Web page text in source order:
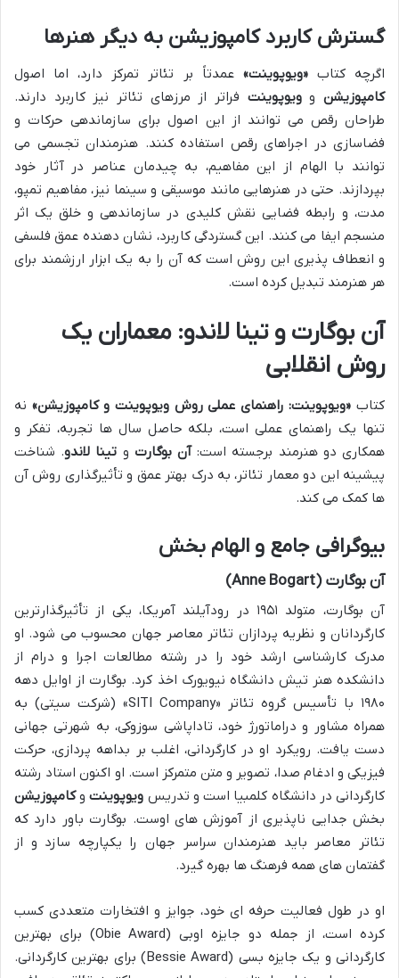
گسترش کاربرد کامپوزیشن به دیگر هنرها
اگرچه کتاب«ویوپوینت» عمدتاً بر تئاتر تمرکز دارد، اما اصول
کامپوزیشنوویوپوینت فراتر از مرزهای تئاتر نیز کاربرد دارند.
طراحان رقص می توانند از این اصول برای سازماندهی حرکات و
فضاسازی در اجراهای رقص استفاده کنند. هنرمندان تجسمی می
توانند با الهام از این مفاهیم، به چیدمان عناصر در آثار خود
بپردازند. حتی در هنرهایی مانند موسیقی و سینما نیز، مفاهیم تمپو،
مدت، و رابطه فضایی نقش کلیدی در سازماندهی و خلق یک اثر
منسجم ایفا می کنند. این گستردگی کاربرد، نشان دهنده عمق فلسفی
و انعطاف پذیری این روش است که آن را به یک ابزار ارزشمند برای
هر هنرمند تبدیل کرده است.
آن بوگارت و تینا لاندو: معماران یک
روش انقلابی
کتاب «ویوپوینت: راهنمای عملی روش ویوپوینت و کامپوزیشن» نه
تنها یک راهنمای عملی است، بلکه حاصل سال ها تجربه، تفکر و
همکاری دو هنرمند برجسته است:آن بوگارت و تینا لاندو. شناخت
پیشینه این دو معمار تئاتر، به درک بهتر عمق و تأثیرگذاری روش آن
ها کمک می کند.
بیوگرافی جامع و الهام بخش
آن بوگارت (Anne Bogart)
آن بوگارت، متولد ۱۹۵۱ در رودآیلند آمریکا، یکی از تأثیرگذارترین
کارگردانان و نظریه پردازان تئاتر معاصر جهان محسوب می شود. او
مدرک کارشناسی ارشد خود را در رشته مطالعات اجرا و درام از
دانشکده هنر تیش دانشگاه نیویورک اخذ کرد. بوگارت از اوایل دهه
۱۹۸۰ با تأسیس گروه تئاتر «SITI Company» (شرکت سیتی) به
همراه مشاور و دراماتورژ خود، تاداپاشی سوزوکی، به شهرتی جهانی
دست یافت. رویکرد او در کارگردانی، اغلب بر بداهه پردازی، حرکت
فیزیکی و ادغام صدا، تصویر و متن متمرکز است. او اکنون استاد رشته
کارگردانی در دانشگاه کلمبیا است و تدریس ویوپوینتوکامپوزیشن
بخش جدایی ناپذیری از آموزش های اوست. بوگارت باور دارد که
تئاتر معاصر باید هنرمندان سراسر جهان را یکپارچه سازد و از
گفتمان های همه فرهنگ ها بهره گیرد.
او در طول فعالیت حرفه ای خود، جوایز و افتخارات متعددی کسب
کرده است، از جمله دو جایزه اوبی (Obie Award) برای بهترین
کارگردانی و یک جایزه بسی (Bessie Award) برای بهترین کارگردانی.